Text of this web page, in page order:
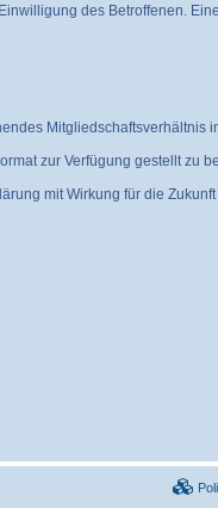
des Betroffenen.
Mitgliedschaftsverhältnis
zur Verfügung gestellt zu
mit Wirkung für die